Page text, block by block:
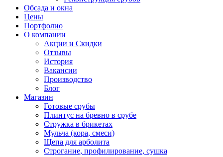
Обсада и окна
Цены
Портфолио
О компании
Акции и Скидки
Отзывы
История
Вакансии
Производство
Блог
Магазин
Готовые срубы
Плинтус на бревно в срубе
Стружка в брикетах
Мульча (кора, смеси)
Щепа для арболита
Строгание, профилирование, сушка